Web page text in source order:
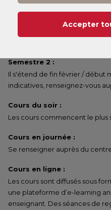
Il s'étend de fin septembre /
février (dates indicatives,
Semestre 2 :
Il s'étend de fin février / début
indicatives, renseignez-vous
Cours du soir :
Les cours commencent le plus
Cours en journée :
Se renseigner auprès du
Cours en ligne :
Les cours sont diffusés sous
une plateforme d’e-learning
enseignant. Des séances de
Accepter